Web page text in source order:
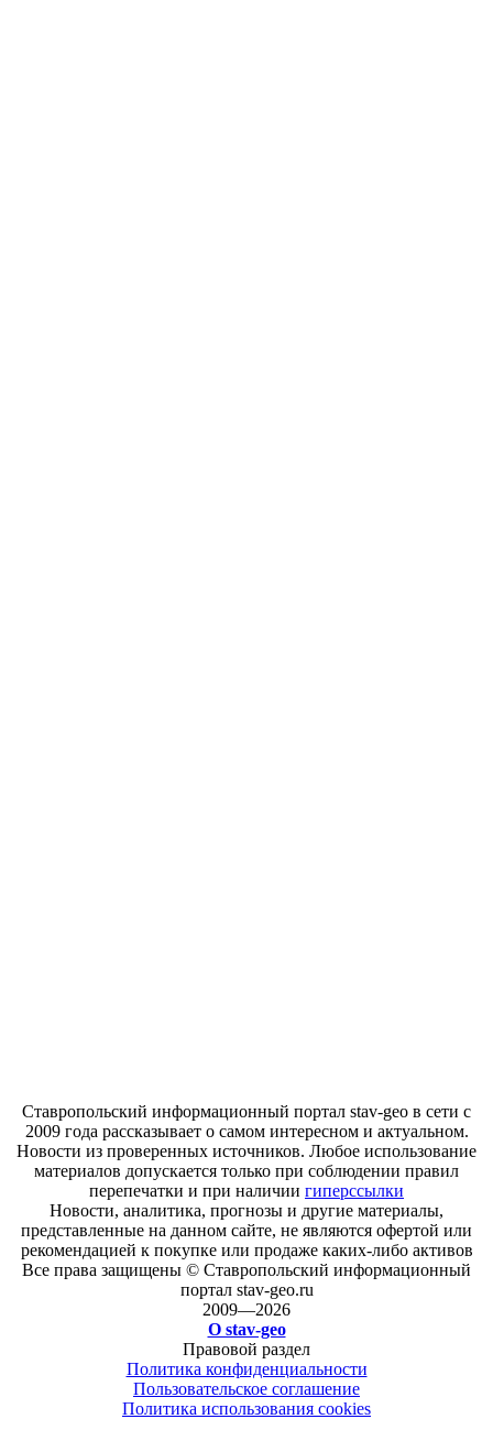
Ставропольский информационный портал stav-geo в сети с
2009 года рассказывает о самом интересном и актуальном.
Новости из проверенных источников. Любое использование
материалов допускается только при соблюдении правил
перепечатки и при наличии гиперссылки
Новости, аналитика, прогнозы и другие материалы,
представленные на данном сайте, не являются офертой или
рекомендацией к покупке или продаже каких-либо активов
Все права защищены © Ставропольский информационный
портал stav-geo.ru
2009—2026
О stav-geo
Правовой раздел
Политика конфиденциальности
Пользовательское соглашение
Политика использования cookies